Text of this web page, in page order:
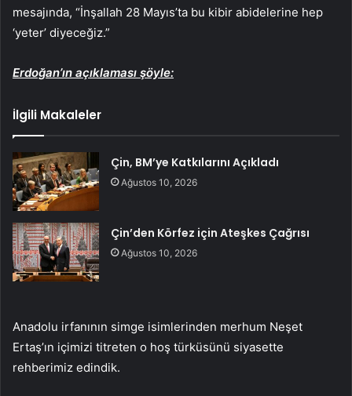
mesajında, “İnşallah 28 Mayıs’ta bu kibir abidelerine hep
‘yeter’ diyeceğiz.”
Erdoğan’ın açıklaması şöyle:
İlgili Makaleler
Çin, BM’ye Katkılarını Açıkladı
Ağustos 10, 2026
Çin’den Körfez için Ateşkes Çağrısı
Ağustos 10, 2026
Anadolu irfanının simge isimlerinden merhum Neşet
Ertaş’ın içimizi titreten o hoş türküsünü siyasette
rehberimiz edindik.